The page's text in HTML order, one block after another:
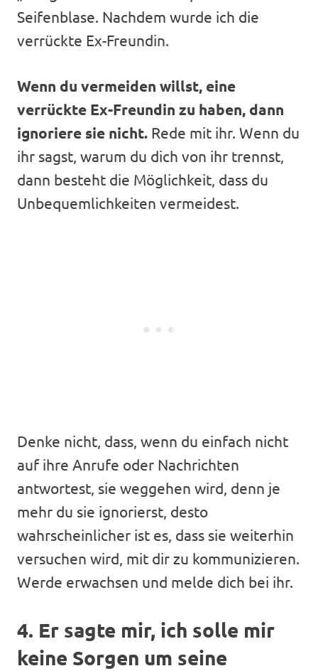
Seifenblase. Nachdem wurde ich die
verrückte Ex-Freundin.
Wenn du vermeiden willst, eine
verrückte Ex-Freundin zu haben, dann
ignoriere sie nicht. Rede mit ihr. Wenn du
ihr sagst, warum du dich von ihr trennst,
dann besteht die Möglichkeit, dass du
Unbequemlichkeiten vermeidest.
Denke nicht, dass, wenn du einfach nicht
auf ihre Anrufe oder Nachrichten
antwortest, sie weggehen wird, denn je
mehr du sie ignorierst, desto
wahrscheinlicher ist es, dass sie weiterhin
versuchen wird, mit dir zu kommunizieren.
Werde erwachsen und melde dich bei ihr.
4. Er sagte mir, ich solle mir
keine Sorgen um seine